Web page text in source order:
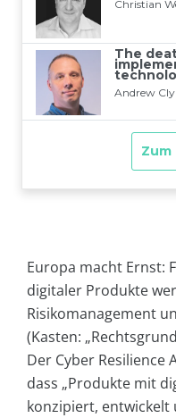
Europa macht Ernst:
digitaler Produkte
Risikomanagement
(Kasten:
Der Cyber Resilience
dass „Produkte mit
konzipiert,